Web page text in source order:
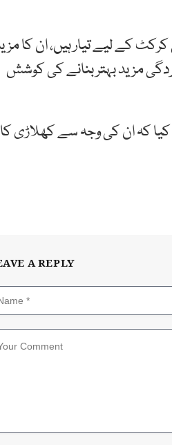
کے لیے تیار ہیں، ان کا
مزید بہتر بنانے کی کوشش
کیا کہ ان کی وجہ سے کھلاڑی کا
A REPLY